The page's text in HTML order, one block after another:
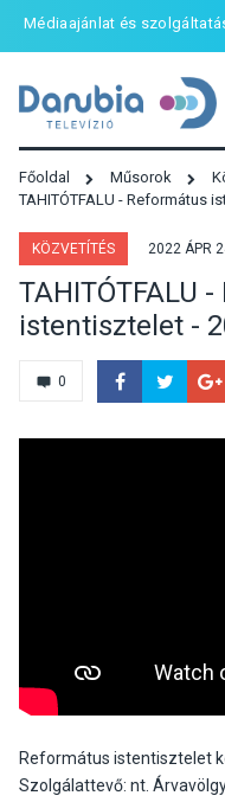
Médiaajánlat és
Főoldal Műsorok
TAHITÓTFALU - Református
KÖZVETÍTÉS 2022 ÁPR
TAHITÓTFALU
istentisztelet -
0
Református istentisztelet
Szolgálattevő: nt.